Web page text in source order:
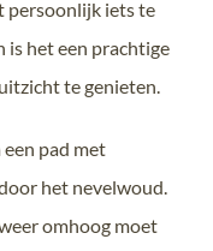
persoonlijk iets te
is het een prachtige
te genieten.
pad met
het nevelwoud.
omhoog moet